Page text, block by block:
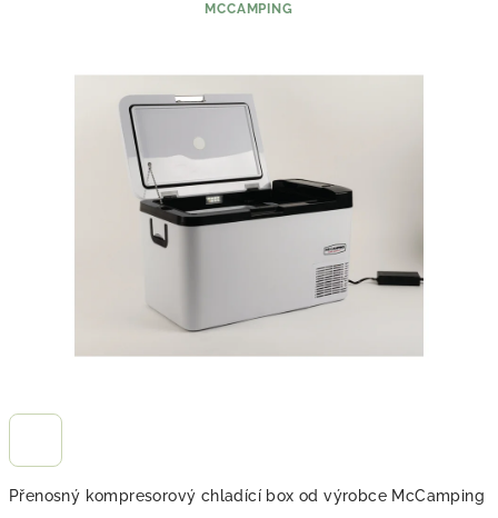
Přenosný kompresorový chladící box od výrobce McCamping
MCCAMPING